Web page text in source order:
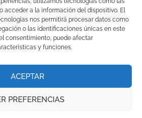
acceder a la información del dispositivo. El
nos permitirá procesar datos como
o las identificaciones únicas en este
consentimiento, puede afectar
y funciones.
ACEPTAR
PREFERENCIAS
Designed byadauge
(Inglés) Español